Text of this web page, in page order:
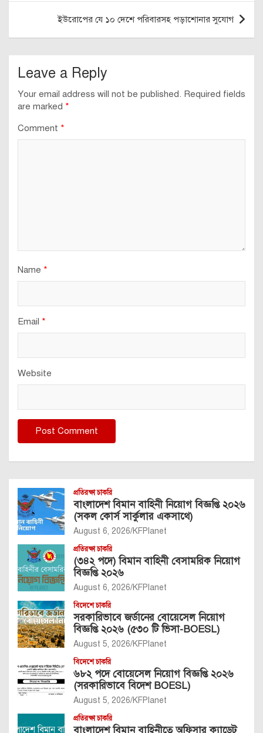
ইউরোপের যে ১০ দেশে পরিবারসহ পড়াশোনার সুযোগ
Leave a Reply
Your email address will not be published. Required fields
are marked *
Comment *
Name *
Email *
Website
প্রতিরক্ষা চাকরি
বাংলাদেশ বিমান বাহিনী নিয়োগ বিজ্ঞপ্তি ২০২৬
(সকল কোর্স সার্কুলার একসাথে)
August 6, 2026 KFPlanet
প্রতিরক্ষা চাকরি
(৩৪২ পদে) বিমান বাহিনী বেসামরিক নিয়োগ
বিজ্ঞপ্তি ২০২৬
August 6, 2026 KFPlanet
বিদেশে চাকরি
সরকারিভাবে জর্ডানের বোয়েসেল নিয়োগ
বিজ্ঞপ্তি ২০২৬ (৫৩০ টি ভিসা-BOESL)
August 5, 2026 KFPlanet
বিদেশে চাকরি
৬৮২ পদে বোয়েসেল নিয়োগ বিজ্ঞপ্তি ২০২৬
(সরকারিভাবে বিদেশ BOESL)
August 5, 2026 KFPlanet
প্রতিরক্ষা চাকরি
বাংলাদেশ বিমান বাহিনীতে অফিসার ক্যাডেট